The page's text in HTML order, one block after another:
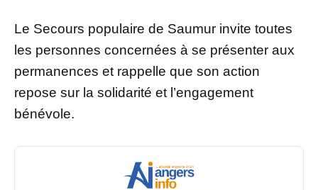
Le Secours populaire de Saumur invite toutes
les personnes concernées à se présenter aux
permanences et rappelle que son action
repose sur la solidarité et l’engagement
bénévole.